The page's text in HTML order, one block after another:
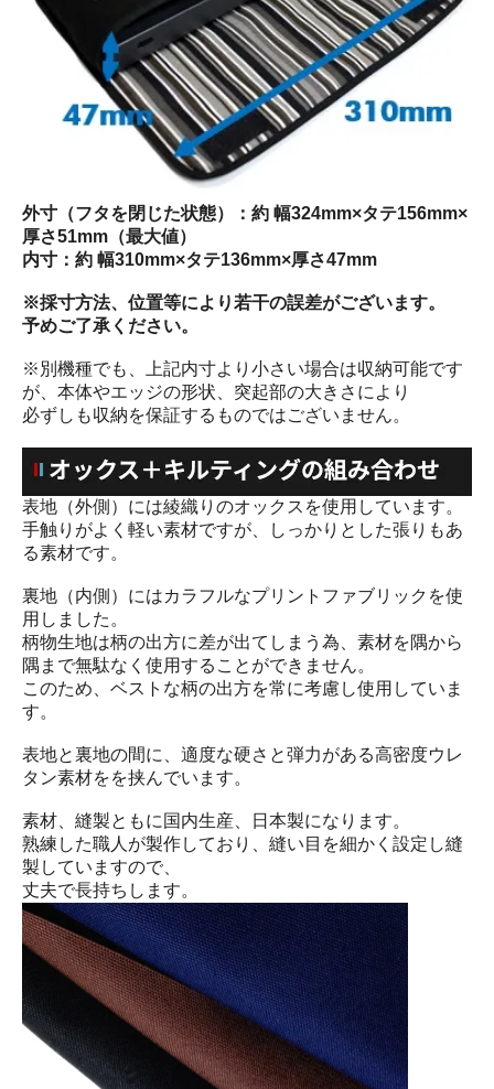
外寸（フタを閉じた状態）：約 幅324mm×タテ156mm×
厚さ51mm（最大値）
内寸：約 幅310mm×タテ136mm×厚さ47mm
※採寸方法、位置等により若干の誤差がございます。
予めご了承ください。
※別機種でも、上記内寸より小さい場合は収納可能です
が、本体やエッジの形状、突起部の大きさにより
必ずしも収納を保証するものではございません。
表地（外側）には綾織りのオックスを使用しています。
手触りがよく軽い素材ですが、しっかりとした張りもあ
る素材です。
裏地（内側）にはカラフルなプリントファブリックを使
用しました。
柄物生地は柄の出方に差が出てしまう為、素材を隅から
隅まで無駄なく使用することができません。
このため、ベストな柄の出方を常に考慮し使用していま
す。
表地と裏地の間に、適度な硬さと弾力がある高密度ウレ
タン素材をを挟んでいます。
素材、縫製ともに国内生産、日本製になります。
熟練した職人が製作しており、縫い目を細かく設定し縫
製していますので、
丈夫で長持ちします。